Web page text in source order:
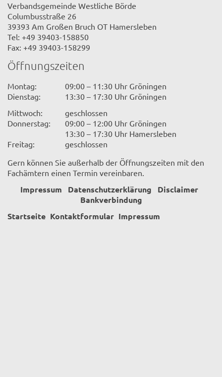
Verbandsgemeinde Westliche Börde
Columbusstraße 26
39393 Am Großen Bruch OT Hamersleben
Tel: +49 39403-158850
Fax: +49 39403-158299
Öffnungszeiten
Montag:
09:00 – 11:30 Uhr Gröningen
Dienstag:
13:30 – 17:30 Uhr Gröningen
Mittwoch:
geschlossen
Donnerstag:
09:00 – 12:00 Uhr Gröningen
13:30 – 17:30 Uhr Hamersleben
Freitag:
geschlossen
Gern können Sie außerhalb der Öffnungszeiten mit den
Fachämtern einen Termin vereinbaren.
Impressum Datenschutzerklärung
Disclaimer
Bankverbindung
Startseite Kontaktformular Impressum